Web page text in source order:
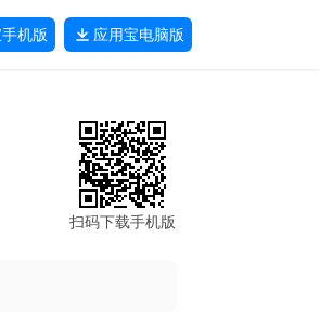
手机版 应用宝电脑版
扫码下载手机版